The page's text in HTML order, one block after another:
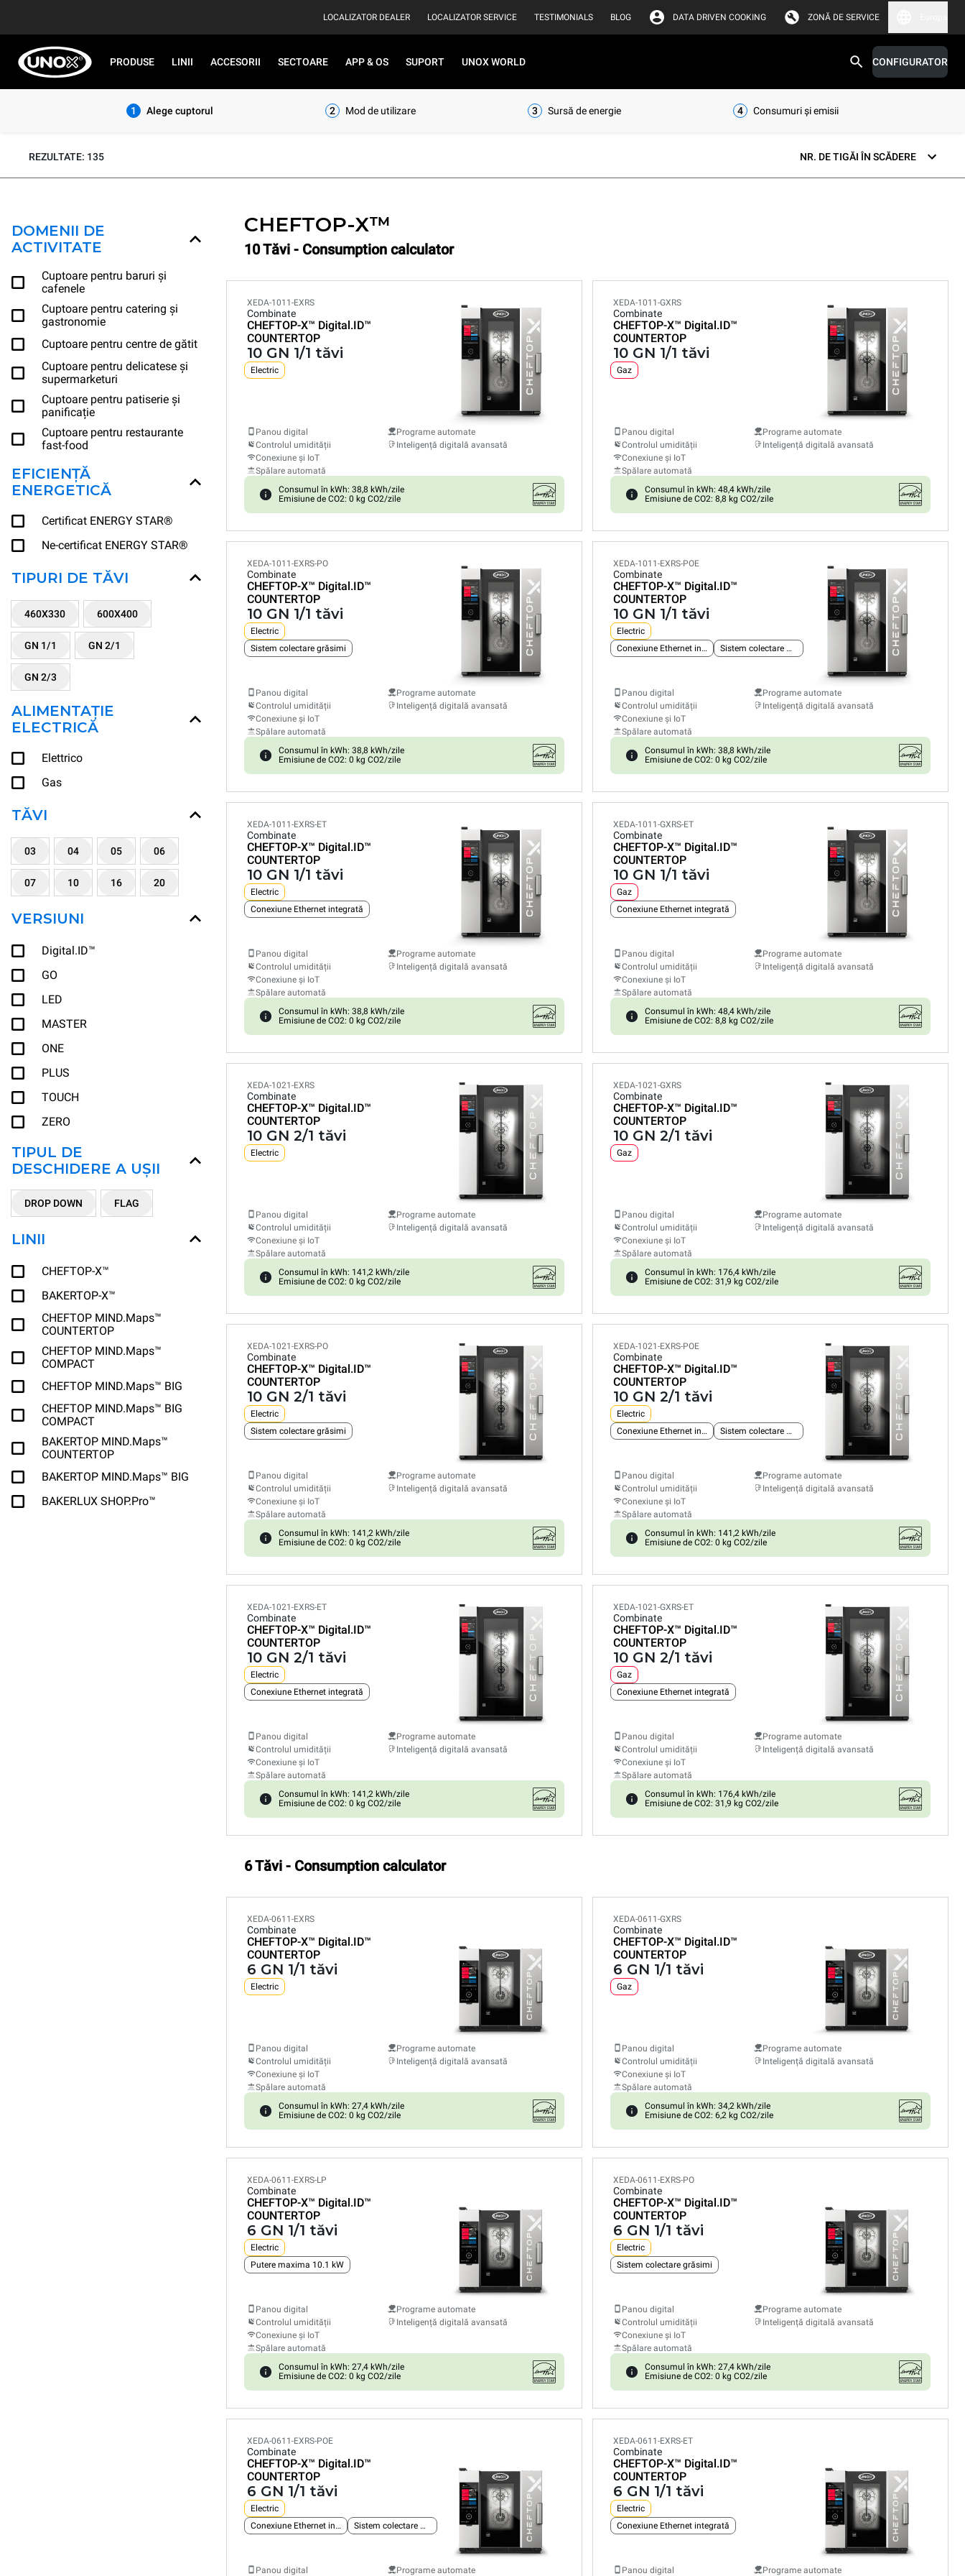
LOCALIZATOR DEALER LOCALIZATOR SERVICE TESTIMONIALS BLOG DATA DRIVEN COOKING ZONĂ DE SERVICE
PRODUSE LINII ACCESORII SECTOARE APP & OS SUPORT UNOX WORLD CONFIGURATOR
1 Alege cuptorul 2 Mod de utilizare 3 Sursă de energie 4 Consumuri și emisii
REZULTATE: 135 NR. DE TIGĂI ÎN SCĂDERE
DOMENII DE
ACTIVITATE
Cuptoare pentru baruri și
cafenele
Cuptoare pentru catering și
gastronomie
Cuptoare pentru centre de gătit
Cuptoare pentru delicatese și
supermarketuri
Cuptoare pentru patiserie și
panificație
Cuptoare pentru restaurante
fast-food
EFICIENȚĂ
ENERGETICĂ
Certificat ENERGY STAR®
Ne-certificat ENERGY STAR®
TIPURI DE TĂVI
460X330 600X400
GN 1/1 GN 2/1
GN 2/3
ALIMENTAȚIE
ELECTRICĂ
Elettrico
Gas
TĂVI
03 04 05 06
07 10 16 20
VERSIUNI
Digital.ID™
GO
LED
MASTER
ONE
PLUS
TOUCH
ZERO
TIPUL DE
DESCHIDERE A UȘII
DROP DOWN FLAG
LINII
CHEFTOP-X™
BAKERTOP-X™
CHEFTOP MIND.Maps™
COUNTERTOP
CHEFTOP MIND.Maps™
COMPACT
CHEFTOP MIND.Maps™ BIG
CHEFTOP MIND.Maps™ BIG
COMPACT
BAKERTOP MIND.Maps™
COUNTERTOP
BAKERTOP MIND.Maps™ BIG
BAKERLUX SHOP.Pro™
CHEFTOP-X™
10 Tăvi - Consumption calculator
XEDA-1011-EXRS
Combinate
CHEFTOP-X™ Digital.ID™
COUNTERTOP
10 GN 1/1 tăvi
Electric
Panou digital
Controlul umidității
Conexiune și IoT
Spălare automată
Programe automate
Inteligență digitală avansată
Consumul în kWh: 38,8 kWh/zile
Emisiune de CO2: 0 kg CO2/zile
XEDA-1011-GXRS
Combinate
CHEFTOP-X™ Digital.ID™
COUNTERTOP
10 GN 1/1 tăvi
Gaz
Panou digital
Controlul umidității
Conexiune și IoT
Spălare automată
Programe automate
Inteligență digitală avansată
Consumul în kWh: 48,4 kWh/zile
Emisiune de CO2: 8,8 kg CO2/zile
XEDA-1011-EXRS-PO
Combinate
CHEFTOP-X™ Digital.ID™
COUNTERTOP
10 GN 1/1 tăvi
Electric
Sistem colectare grăsimi
Panou digital
Controlul umidității
Conexiune și IoT
Spălare automată
Programe automate
Inteligență digitală avansată
Consumul în kWh: 38,8 kWh/zile
Emisiune de CO2: 0 kg CO2/zile
XEDA-1011-EXRS-POE
Combinate
CHEFTOP-X™ Digital.ID™
COUNTERTOP
10 GN 1/1 tăvi
Electric
Conexiune Ethernet integrată
Sistem colectare grăsimi
Panou digital
Controlul umidității
Conexiune și IoT
Spălare automată
Programe automate
Inteligență digitală avansată
Consumul în kWh: 38,8 kWh/zile
Emisiune de CO2: 0 kg CO2/zile
XEDA-1011-EXRS-ET
Combinate
CHEFTOP-X™ Digital.ID™
COUNTERTOP
10 GN 1/1 tăvi
Electric
Conexiune Ethernet integrată
Panou digital
Controlul umidității
Conexiune și IoT
Spălare automată
Programe automate
Inteligență digitală avansată
Consumul în kWh: 38,8 kWh/zile
Emisiune de CO2: 0 kg CO2/zile
XEDA-1011-GXRS-ET
Combinate
CHEFTOP-X™ Digital.ID™
COUNTERTOP
10 GN 1/1 tăvi
Gaz
Conexiune Ethernet integrată
Panou digital
Controlul umidității
Conexiune și IoT
Spălare automată
Programe automate
Inteligență digitală avansată
Consumul în kWh: 48,4 kWh/zile
Emisiune de CO2: 8,8 kg CO2/zile
XEDA-1021-EXRS
Combinate
CHEFTOP-X™ Digital.ID™
COUNTERTOP
10 GN 2/1 tăvi
Electric
Panou digital
Controlul umidității
Conexiune și IoT
Spălare automată
Programe automate
Inteligență digitală avansată
Consumul în kWh: 141,2 kWh/zile
Emisiune de CO2: 0 kg CO2/zile
XEDA-1021-GXRS
Combinate
CHEFTOP-X™ Digital.ID™
COUNTERTOP
10 GN 2/1 tăvi
Gaz
Panou digital
Controlul umidității
Conexiune și IoT
Spălare automată
Programe automate
Inteligență digitală avansată
Consumul în kWh: 176,4 kWh/zile
Emisiune de CO2: 31,9 kg CO2/zile
XEDA-1021-EXRS-PO
Combinate
CHEFTOP-X™ Digital.ID™
COUNTERTOP
10 GN 2/1 tăvi
Electric
Sistem colectare grăsimi
Panou digital
Controlul umidității
Conexiune și IoT
Spălare automată
Programe automate
Inteligență digitală avansată
Consumul în kWh: 141,2 kWh/zile
Emisiune de CO2: 0 kg CO2/zile
XEDA-1021-EXRS-POE
Combinate
CHEFTOP-X™ Digital.ID™
COUNTERTOP
10 GN 2/1 tăvi
Electric
Conexiune Ethernet integrată
Sistem colectare grăsimi
Panou digital
Controlul umidității
Conexiune și IoT
Spălare automată
Programe automate
Inteligență digitală avansată
Consumul în kWh: 141,2 kWh/zile
Emisiune de CO2: 0 kg CO2/zile
XEDA-1021-EXRS-ET
Combinate
CHEFTOP-X™ Digital.ID™
COUNTERTOP
10 GN 2/1 tăvi
Electric
Conexiune Ethernet integrată
Panou digital
Controlul umidității
Conexiune și IoT
Spălare automată
Programe automate
Inteligență digitală avansată
Consumul în kWh: 141,2 kWh/zile
Emisiune de CO2: 0 kg CO2/zile
XEDA-1021-GXRS-ET
Combinate
CHEFTOP-X™ Digital.ID™
COUNTERTOP
10 GN 2/1 tăvi
Gaz
Conexiune Ethernet integrată
Panou digital
Controlul umidității
Conexiune și IoT
Spălare automată
Programe automate
Inteligență digitală avansată
Consumul în kWh: 176,4 kWh/zile
Emisiune de CO2: 31,9 kg CO2/zile
6 Tăvi - Consumption calculator
XEDA-0611-EXRS
Combinate
CHEFTOP-X™ Digital.ID™
COUNTERTOP
6 GN 1/1 tăvi
Electric
Panou digital
Controlul umidității
Conexiune și IoT
Spălare automată
Programe automate
Inteligență digitală avansată
Consumul în kWh: 27,4 kWh/zile
Emisiune de CO2: 0 kg CO2/zile
XEDA-0611-GXRS
Combinate
CHEFTOP-X™ Digital.ID™
COUNTERTOP
6 GN 1/1 tăvi
Gaz
Panou digital
Controlul umidității
Conexiune și IoT
Spălare automată
Programe automate
Inteligență digitală avansată
Consumul în kWh: 34,2 kWh/zile
Emisiune de CO2: 6,2 kg CO2/zile
XEDA-0611-EXRS-LP
Combinate
CHEFTOP-X™ Digital.ID™
COUNTERTOP
6 GN 1/1 tăvi
Electric
Putere maxima 10.1 kW
Panou digital
Controlul umidității
Conexiune și IoT
Spălare automată
Programe automate
Inteligență digitală avansată
Consumul în kWh: 27,4 kWh/zile
Emisiune de CO2: 0 kg CO2/zile
XEDA-0611-EXRS-PO
Combinate
CHEFTOP-X™ Digital.ID™
COUNTERTOP
6 GN 1/1 tăvi
Electric
Sistem colectare grăsimi
Panou digital
Controlul umidității
Conexiune și IoT
Spălare automată
Programe automate
Inteligență digitală avansată
Consumul în kWh: 27,4 kWh/zile
Emisiune de CO2: 0 kg CO2/zile
XEDA-0611-EXRS-POE
Combinate
CHEFTOP-X™ Digital.ID™
COUNTERTOP
6 GN 1/1 tăvi
Electric
Conexiune Ethernet integrată
Sistem colectare grăsimi
Panou digital Programe automate
XEDA-0611-EXRS-ET
Combinate
CHEFTOP-X™ Digital.ID™
COUNTERTOP
6 GN 1/1 tăvi
Electric
Conexiune Ethernet integrată
Panou digital Programe automate